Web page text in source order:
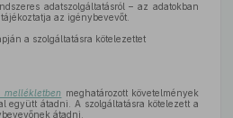
adatszolgáltatásról – az adatokban
az igénybevevőt.
a szolgáltatásra kötelezettet
mellékletben meghatározott követelmények
együtt átadni. A szolgáltatásra kötelezett a
átadni.